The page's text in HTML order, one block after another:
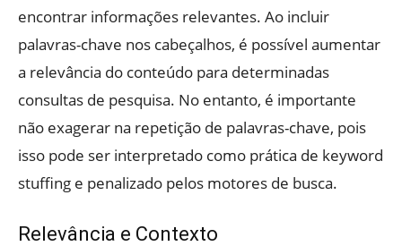
encontrar informações relevantes. Ao incluir
palavras-chave nos cabeçalhos, é possível aumentar
a relevância do conteúdo para determinadas
consultas de pesquisa. No entanto, é importante
não exagerar na repetição de palavras-chave, pois
isso pode ser interpretado como prática de keyword
stuffing e penalizado pelos motores de busca.
Relevância e Contexto